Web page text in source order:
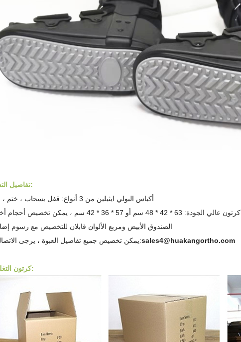
تفاصيل التعبئة:
أكياس البولي ايثيلين من 3 أنواع: قفل بسحاب ، ختم ، لزج
كرتون عالي الجودة: 63 * 42 * 48 سم أو 57 * 36 * 42 سم ، يمكن تخصيص أحجام أخرى
الصندوق الأبيض ومربع الألوان قابلان للتخصيص مع رسوم
يمكن تخصيص جميع تفاصيل العبوة ، يرجى الاتصال بـ:sales4@huakangortho.com
كرتون التغليف: